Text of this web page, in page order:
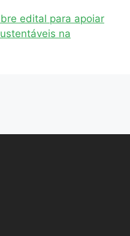
edital para apoiar
na